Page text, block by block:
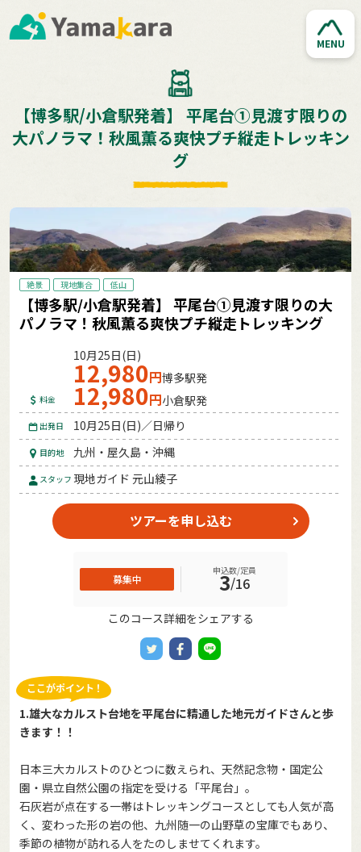
MENU
【博多駅/小倉駅発着】 平尾台①見渡す限りの
大パノラマ！秋風薫る爽快プチ縦走トレッキン
グ
絶景 現地集合 低山
【博多駅/小倉駅発着】 平尾台①見渡す限りの大
パノラマ！秋風薫る爽快プチ縦走トレッキング
料金
10月25日(日)
12,980円博多駅発
12,980円小倉駅発
出発日 10月25日(日)／日帰り
目的地 九州・屋久島・沖縄
スタッフ 現地ガイド 元山綾子
ツアーを申し込む
募集中
申込数/定員
3/16
このコース詳細をシェアする
1.雄大なカルスト台地を平尾台に精通した地元ガイドさんと歩
きます！！
日本三大カルストのひとつに数えられ、天然記念物・国定公
園・県立自然公園の指定を受ける「平尾台」。
石灰岩が点在する一帯はトレッキングコースとしても人気が高
く、変わった形の岩の他、九州随一の山野草の宝庫でもあり、
季節の植物が訪れる人をたのしませてくれます。